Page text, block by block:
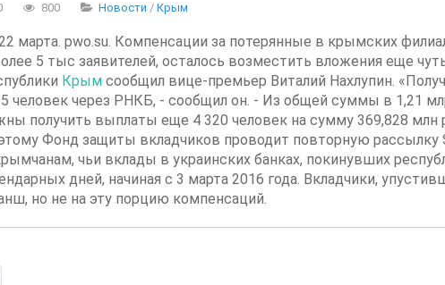
800 Новости / Крым
марта. pwo.su. Компенсации за потерянные в крымских
5 тыс заявителей, осталось возместить вложения еще
Крым сообщил вице-премьер Виталий Нахлупин.
человек через РНКБ, - сообщил он. - Из общей суммы в 1,21
получить выплаты еще 4 320 человек на сумму 369,828
Фонд защиты вкладчиков проводит повторную
чьи вклады в украинских банках, покинувших
дней, начиная с 3 марта 2016 года. Вкладчики,
но не на эту порцию компенсаций.